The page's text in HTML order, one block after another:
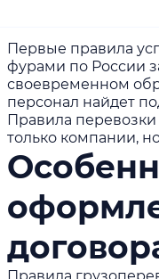
Первые правила
фурами по России
своевременном
персонал найдет
Правила
только компании,